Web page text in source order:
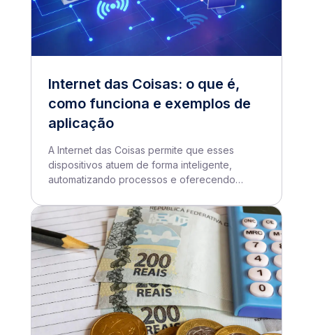
Internet das Coisas: o que é,
como funciona e exemplos de
aplicação
A Internet das Coisas permite que esses
dispositivos atuem de forma inteligente,
automatizando processos e oferecendo